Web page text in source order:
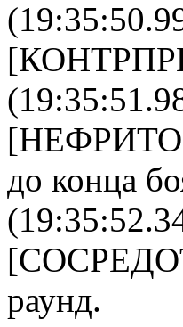
[
[
до конца
[
раунд.